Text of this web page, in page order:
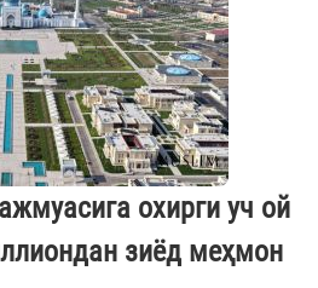
охирги уч ой
зиёд меҳмон